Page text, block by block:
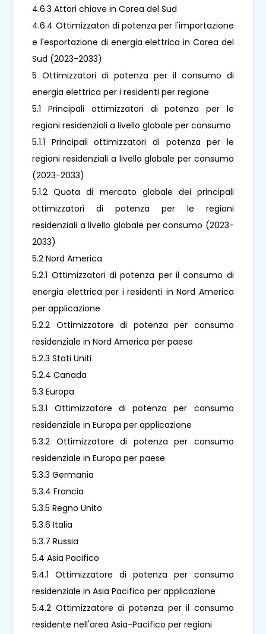
4.6.3 Attori chiave in Corea del Sud
4.6.4 Ottimizzatori di potenza per l'importazione
e l'esportazione di energia elettrica in Corea del
Sud (2023-2033)
5 Ottimizzatori di potenza per il consumo di
energia elettrica per i residenti per regione
5.1 Principali ottimizzatori di potenza per le
regioni residenziali a livello globale per consumo
5.1.1 Principali ottimizzatori di potenza per le
regioni residenziali a livello globale per consumo
(2023-2033)
5.1.2 Quota di mercato globale dei principali
ottimizzatori di potenza per le regioni
residenziali a livello globale per consumo (2023-
2033)
5.2 Nord America
5.2.1 Ottimizzatori di potenza per il consumo di
energia elettrica per i residenti in Nord America
per applicazione
5.2.2 Ottimizzatore di potenza per consumo
residenziale in Nord America per paese
5.2.3 Stati Uniti
5.2.4 Canada
5.3 Europa
5.3.1 Ottimizzatore di potenza per consumo
residenziale in Europa per applicazione
5.3.2 Ottimizzatore di potenza per consumo
residenziale in Europa per paese
5.3.3 Germania
5.3.4 Francia
5.3.5 Regno Unito
5.3.6 Italia
5.3.7 Russia
5.4 Asia Pacifico
5.4.1 Ottimizzatore di potenza per consumo
residenziale in Asia Pacifico per applicazione
5.4.2 Ottimizzatore di potenza per il consumo
residente nell'area Asia-Pacifico per regioni